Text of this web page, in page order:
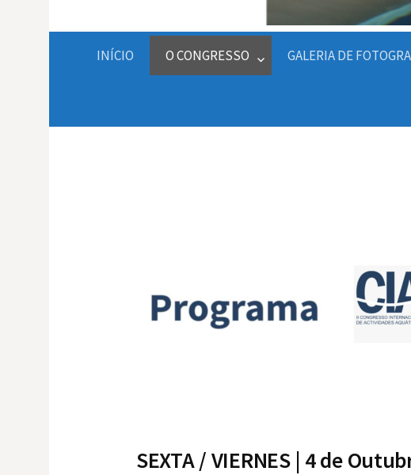
INÍCIO O CONGRESSO GALERIA DE
SEXTA / VIERNES | 4 de